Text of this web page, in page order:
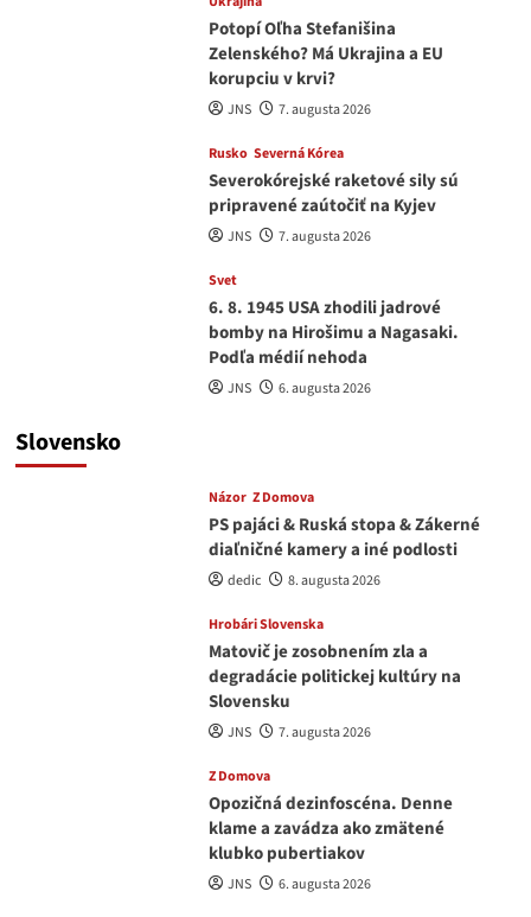
Potopí Oľha Stefanišina
Zelenského? Má Ukrajina a EU
korupciu v krvi?
JNS 7. augusta 2026
Rusko Severná Kórea
Severokórejské raketové sily sú
pripravené zaútočiť na Kyjev
JNS 7. augusta 2026
Svet
6. 8. 1945 USA zhodili jadrové
bomby na Hirošimu a Nagasaki.
Podľa médií nehoda
JNS 6. augusta 2026
Slovensko
Názor Z Domova
PS pajáci & Ruská stopa & Zákerné
diaľničné kamery a iné podlosti
dedic 8. augusta 2026
Hrobári Slovenska
Matovič je zosobnením zla a
degradácie politickej kultúry na
Slovensku
JNS 7. augusta 2026
Z Domova
Opozičná dezinfoscéna. Denne
klame a zavádza ako zmätené
klubko pubertiakov
JNS 6. augusta 2026